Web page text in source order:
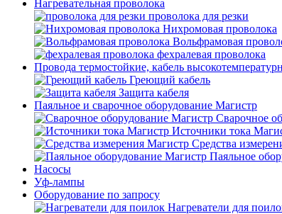
Нагревательная проволока
проволока для резки
Нихромовая проволока
Вольфрамовая
фехралевая проволока
Провода термостойкие, кабель
Греющий кабель
Защита кабеля
Паяльное и сварочное оборудование Магистр
Сварочное
Источники тока
Средства
Паяльное
Насосы
Уф-лампы
Оборудование по запросу
Нагреватели для